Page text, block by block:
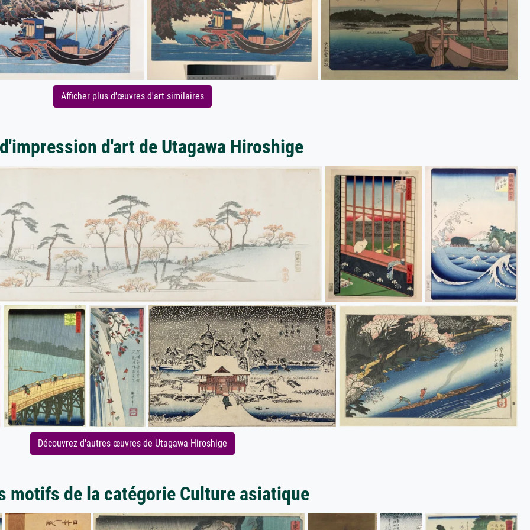
Afficher plus d'œuvres d'art similaires
d'art de Utagawa Hiroshige
Découvrez d'autres œuvres de Utagawa Hiroshige
motifs de la catégorie Culture asiatique